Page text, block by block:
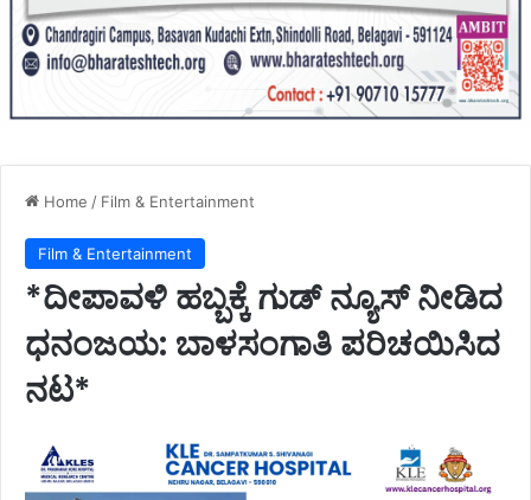
Home / Film & Entertainment
Film & Entertainment
*ದೀಪಾವಳಿ ಹಬ್ಬಕ್ಕೆ ಗುಡ್ ನ್ಯೂಸ್ ನೀಡಿದ
ಧನಂಜಯ: ಬಾಳಸಂಗಾತಿ ಪರಿಚಯಿಸಿದ
ನಟ*